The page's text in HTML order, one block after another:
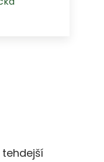
tehdejší